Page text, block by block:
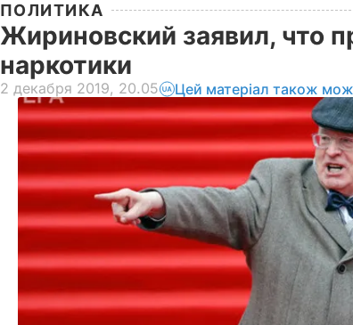
ПОЛИТИКА
Жириновский заявил, что
наркотики
2 декабря 2019, 20.05 Цей матеріал також